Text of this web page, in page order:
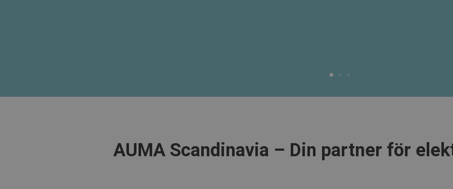
AUMA Scandinavia – Din partner för